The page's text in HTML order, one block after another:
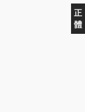
正
體